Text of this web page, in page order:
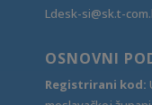
Ldesk-si@sk.t-
OSNOVNI
Registrirani kod: